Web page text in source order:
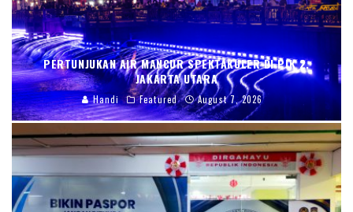
PERTUNJUKAN AIR MANCUR SPEKTAKULER DI PIK 2,
JAKARTA UTARA
Handi Featured August 7, 2026